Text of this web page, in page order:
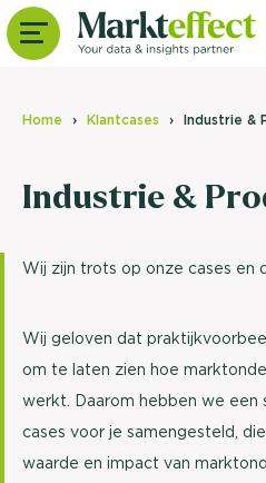
Home Klantcases Industrie &
Industrie &
Wij zijn trots op onze cases en
Wij geloven dat
om te laten zien hoe
werkt. Daarom hebben we een
cases voor je samengesteld,
waarde en impact van